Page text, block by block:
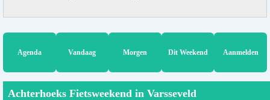
Agenda Vandaag Morgen Dit Weekend Aanmelden
Achterhoeks Fietsweekend in Varsseveld